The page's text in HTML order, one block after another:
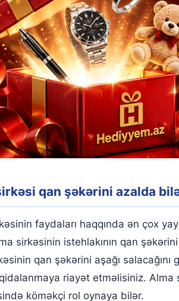
qan şəkərini azalda
faydaları haqqında ən çox
sirkəsinin istehlakının qan
qan şəkərini aşağı
riayət etməlisiniz.
köməkçi rol oynaya bilər.